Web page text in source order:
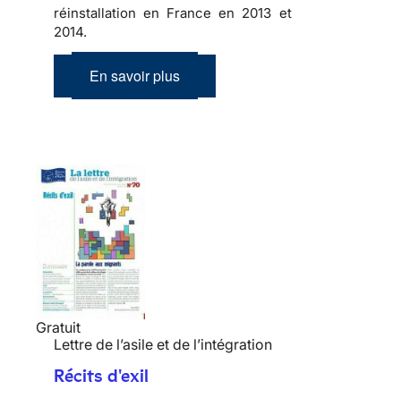
réinstallation en France en 2013 et
2014.
En savoir plus
Gratuit
Lettre de l’asile et de l’intégration
Récits d'exil